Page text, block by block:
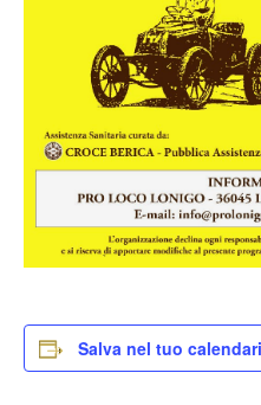
Salva nel tuo